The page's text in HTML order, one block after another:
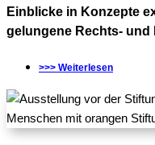
Einblicke in Konzepte
gelungene Rechts-
>>> Weiterlesen